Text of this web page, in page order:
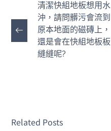
清潔快組地板想用水
沖，請問髒污會流到
原本地面的磁磚上，
還是會在快組地板板
縫縫呢?
Related Posts